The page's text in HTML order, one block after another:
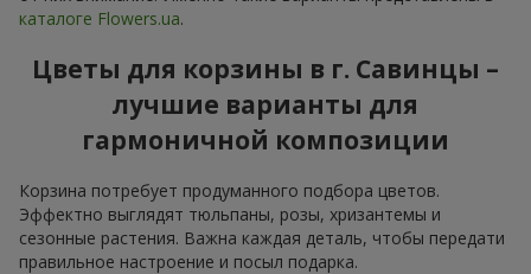
каталоге Flowers.ua.
Цветы для корзины в г. Савинцы –
лучшие варианты для
гармоничной композиции
Корзина потребует продуманного подбора цветов.
Эффектно выглядят тюльпаны, розы, хризантемы и
сезонные растения. Важна каждая деталь, чтобы передати
правильное настроение и посыл подарка.